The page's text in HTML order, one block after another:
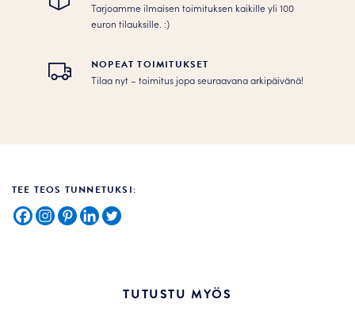
Tarjoamme ilmaisen toimituksen kaikille yli 100
euron tilauksille. :­­)
NOPEAT TOIMITUKSET
Tilaa nyt – toimitus jopa seuraavana arkipäivänä!
TEE TEOS TUNNETUKSI:
TUTUSTU MYÖS